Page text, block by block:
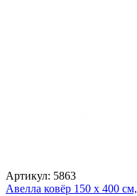
Артикул: 5863
Авелла ковёр 150 х 400 см,